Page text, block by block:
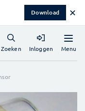
Download ✕
Menu
Zoeken Inloggen